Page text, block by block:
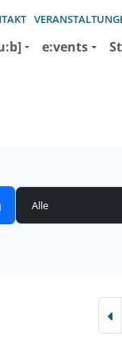
e:vents